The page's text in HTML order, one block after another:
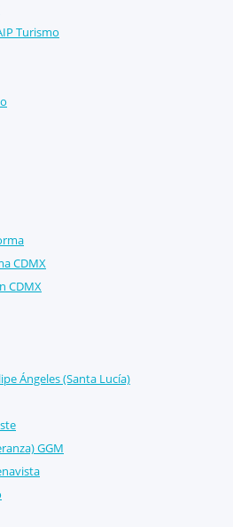
Turismo
CDMX
CDMX
Ángeles (Santa Lucía)
GGM